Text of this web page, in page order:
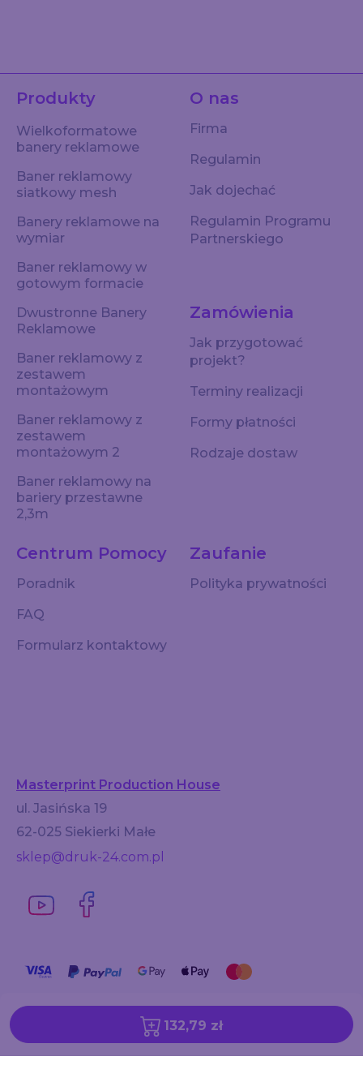
132,79 zł
Produkty
Wielkoformatowe
banery reklamowe
Baner reklamowy
siatkowy mesh
Banery reklamowe na
wymiar
Baner reklamowy w
gotowym formacie
Dwustronne Banery
Reklamowe
Baner reklamowy z
zestawem
montażowym
Baner reklamowy z
zestawem
montażowym 2
Baner reklamowy na
bariery przestawne
2,3m
O nas
Firma
Regulamin
Jak dojechać
Regulamin Programu
Partnerskiego
Centrum Pomocy
Poradnik
FAQ
Formularz kontaktowy
Zaufanie
Polityka prywatności
Zamówienia
Jak przygotować
projekt?
Terminy realizacji
Formy płatności
Rodzaje dostaw
Masterprint Production House
ul. Jasińska 19
62-025 Siekierki Małe
sklep@druk-24.com.pl